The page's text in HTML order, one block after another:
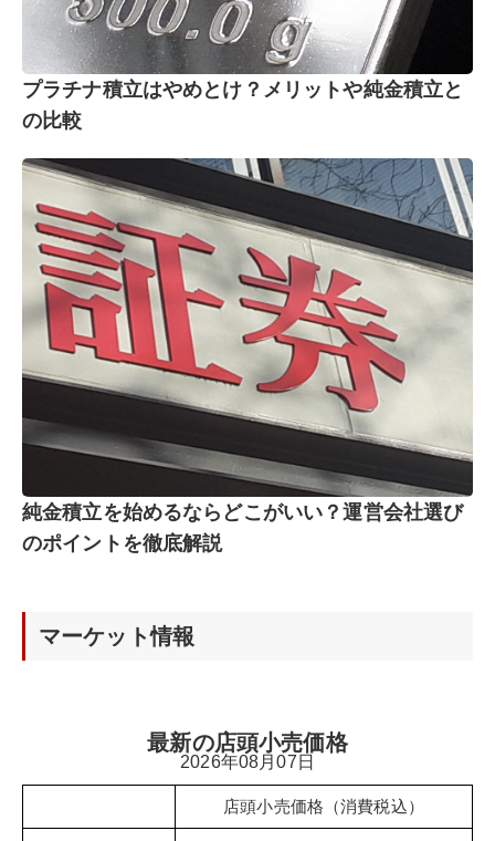
プラチナ積立はやめとけ？メリットや純金積立と
の比較
純金積立を始めるならどこがいい？運営会社選び
のポイントを徹底解説
マーケット情報
最新の店頭小売価格
2026年08月07日
店頭小売価格（消費税込）